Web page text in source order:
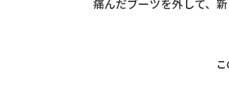
痛んだブーツを外して、